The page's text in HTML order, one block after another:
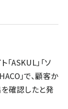
ASKUL」「ソ
」で、顧客か
確認したと発